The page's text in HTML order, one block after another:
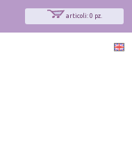
articoli: 0 pz.